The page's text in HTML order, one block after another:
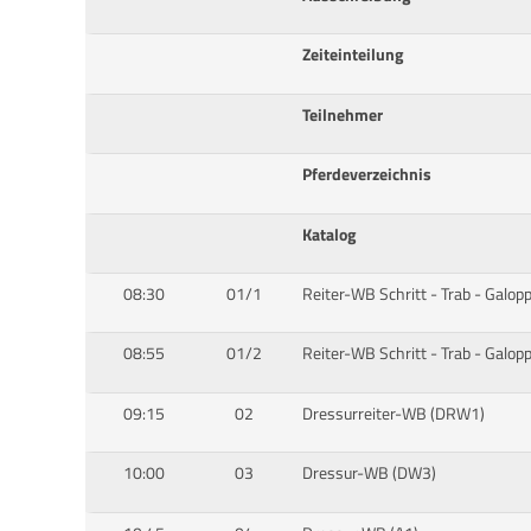
Zeiteinteilung
Teilnehmer
Pferdeverzeichnis
Katalog
08:30 01/1 Reiter-WB Schritt - Trab - Galopp
08:55 01/2 Reiter-WB Schritt - Trab - Galopp
09:15 02 Dressurreiter-WB (DRW1)
10:00 03 Dressur-WB (DW3)